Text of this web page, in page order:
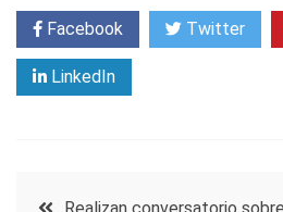
Facebook Twitter
LinkedIn
Navegación
Realizan conversatorio